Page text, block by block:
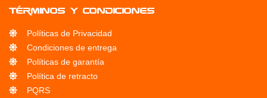
Términos y condiciones
Políticas de Privacidad
Condiciones de entrega
Políticas de garantía
Política de retracto
PQRS